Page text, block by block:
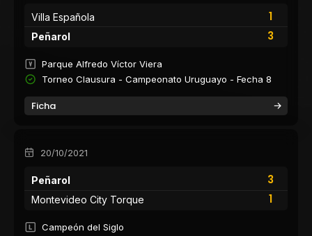
Villa Española
1
3
Peñarol
Parque Alfredo Víctor Viera
Torneo Clausura - Campeonato Uruguayo - Fecha 8
Ficha
20/10/2021
Peñarol
3
1
Montevideo City Torque
Campeón del Siglo